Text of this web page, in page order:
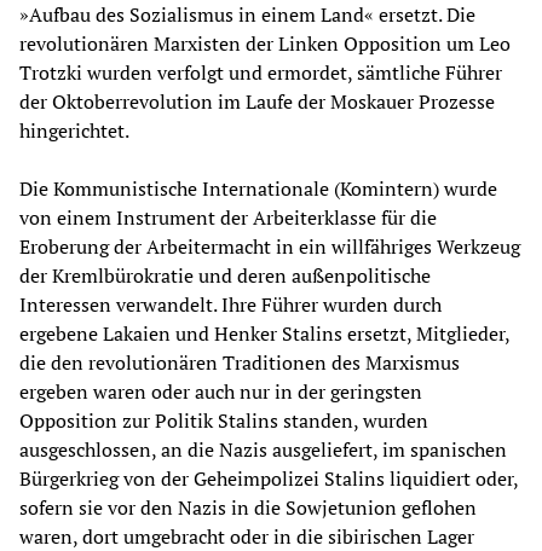
»Aufbau des Sozialismus in einem Land« ersetzt. Die
revolutionären Marxisten der Linken Opposition um Leo
Trotzki wurden verfolgt und ermordet, sämtliche Führer
der Oktoberrevolution im Laufe der Moskauer Prozesse
hingerichtet.
Die Kommunistische Internationale (Komintern) wurde
von einem Instrument der Arbeiterklasse für die
Eroberung der Arbeitermacht in ein willfähriges Werkzeug
der Kremlbürokratie und deren außenpolitische
Interessen verwandelt. Ihre Führer wurden durch
ergebene Lakaien und Henker Stalins ersetzt, Mitglieder,
die den revolutionären Traditionen des Marxismus
ergeben waren oder auch nur in der geringsten
Opposition zur Politik Stalins standen, wurden
ausgeschlossen, an die Nazis ausgeliefert, im spanischen
Bürgerkrieg von der Geheimpolizei Stalins liquidiert oder,
sofern sie vor den Nazis in die Sowjetunion geflohen
waren, dort umgebracht oder in die sibirischen Lager